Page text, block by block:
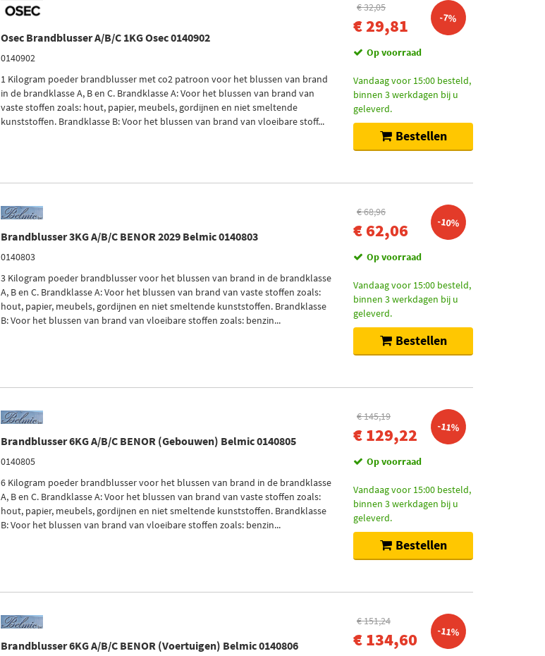
Osec Brandblusser A/B/C 1KG Osec 0140902
0140902
1 Kilogram poeder brandblusser met co2 patroon voor het blussen van brand
in de brandklasse A, B en C. Brandklasse A: Voor het blussen van brand van
vaste stoffen zoals: hout, papier, meubels, gordijnen en niet smeltende
kunststoffen. Brandklasse B: Voor het blussen van brand van vloeibare stoff...
€ 32,05
€ 29,81 -7%
Op voorraad
Vandaag voor 15:00 besteld,
binnen 3 werkdagen bij u
geleverd.
Bestellen
Brandblusser 3KG A/B/C BENOR 2029 Belmic 0140803
0140803
3 Kilogram poeder brandblusser voor het blussen van brand in de brandklasse
A, B en C. Brandklasse A: Voor het blussen van brand van vaste stoffen zoals:
hout, papier, meubels, gordijnen en niet smeltende kunststoffen. Brandklasse
B: Voor het blussen van brand van vloeibare stoffen zoals: benzin...
€ 68,96
€ 62,06 -10%
Op voorraad
Vandaag voor 15:00 besteld,
binnen 3 werkdagen bij u
geleverd.
Bestellen
Brandblusser 6KG A/B/C BENOR (Gebouwen) Belmic 0140805
0140805
6 Kilogram poeder brandblusser voor het blussen van brand in de brandklasse
A, B en C. Brandklasse A: Voor het blussen van brand van vaste stoffen zoals:
hout, papier, meubels, gordijnen en niet smeltende kunststoffen. Brandklasse
B: Voor het blussen van brand van vloeibare stoffen zoals: benzin...
€ 145,19
€ 129,22 -11%
Op voorraad
Vandaag voor 15:00 besteld,
binnen 3 werkdagen bij u
geleverd.
Bestellen
Brandblusser 6KG A/B/C BENOR (Voertuigen) Belmic 0140806
€ 151,24
€ 134,60 -11%